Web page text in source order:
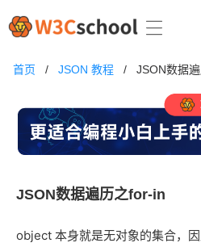
首页 / JSON 教程 / JSON数据
JSON数据遍历之for-in
object 本身就是无对象的集合，